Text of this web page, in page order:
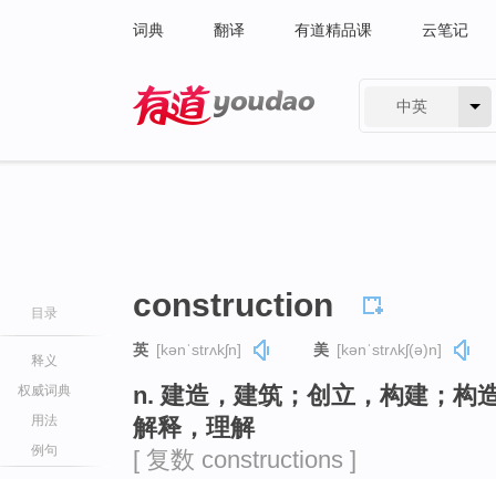
词典 翻译 有道精品课 云笔记
中英
目录
释义
权威词典
用法
例句
construction
英 [kənˈstrʌkʃn] 美 [kənˈstrʌkʃ(ə)n]
n. 建造，建筑；创立，构建；构
解释，理解
[ 复数 constructions ]